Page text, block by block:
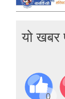
यो खबर
0